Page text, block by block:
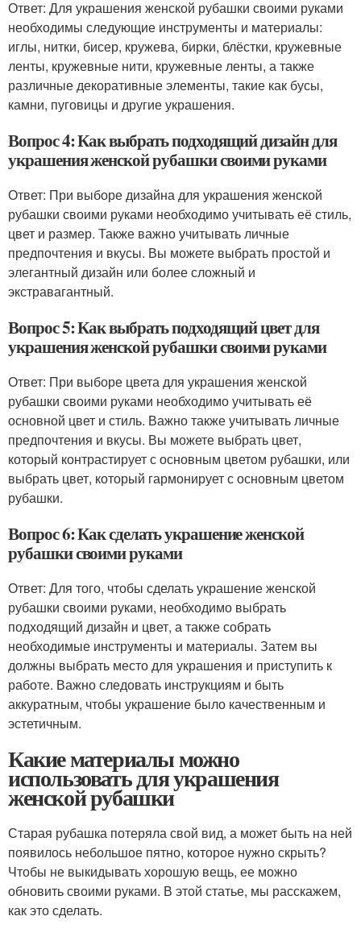
Ответ: Для украшения женской рубашки своими руками
необходимы следующие инструменты и материалы:
иглы, нитки, бисер, кружева, бирки, блёстки, кружевные
ленты, кружевные нити, кружевные ленты, а также
различные декоративные элементы, такие как бусы,
камни, пуговицы и другие украшения.
Вопрос 4: Как выбрать подходящий дизайн для
украшения женской рубашки своими руками
Ответ: При выборе дизайна для украшения женской
рубашки своими руками необходимо учитывать её стиль,
цвет и размер. Также важно учитывать личные
предпочтения и вкусы. Вы можете выбрать простой и
элегантный дизайн или более сложный и
экстравагантный.
Вопрос 5: Как выбрать подходящий цвет для
украшения женской рубашки своими руками
Ответ: При выборе цвета для украшения женской
рубашки своими руками необходимо учитывать её
основной цвет и стиль. Важно также учитывать личные
предпочтения и вкусы. Вы можете выбрать цвет,
который контрастирует с основным цветом рубашки, или
выбрать цвет, который гармонирует с основным цветом
рубашки.
Вопрос 6: Как сделать украшение женской
рубашки своими руками
Ответ: Для того, чтобы сделать украшение женской
рубашки своими руками, необходимо выбрать
подходящий дизайн и цвет, а также собрать
необходимые инструменты и материалы. Затем вы
должны выбрать место для украшения и приступить к
работе. Важно следовать инструкциям и быть
аккуратным, чтобы украшение было качественным и
эстетичным.
Какие материалы можно
использовать для украшения
женской рубашки
Старая рубашка потеряла свой вид, а может быть на ней
появилось небольшое пятно, которое нужно скрыть?
Чтобы не выкидывать хорошую вещь, ее можно
обновить своими руками. В этой статье, мы расскажем,
как это сделать.